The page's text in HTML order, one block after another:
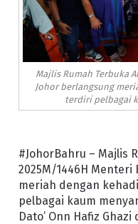
Majlis Rumah Terbuka
Johor berlangsung
terdiri pelbagai
#JohorBahru – Majlis
2025M/1446H
meriah dengan
pelbagai kaum
Dato’ Onn Hafiz